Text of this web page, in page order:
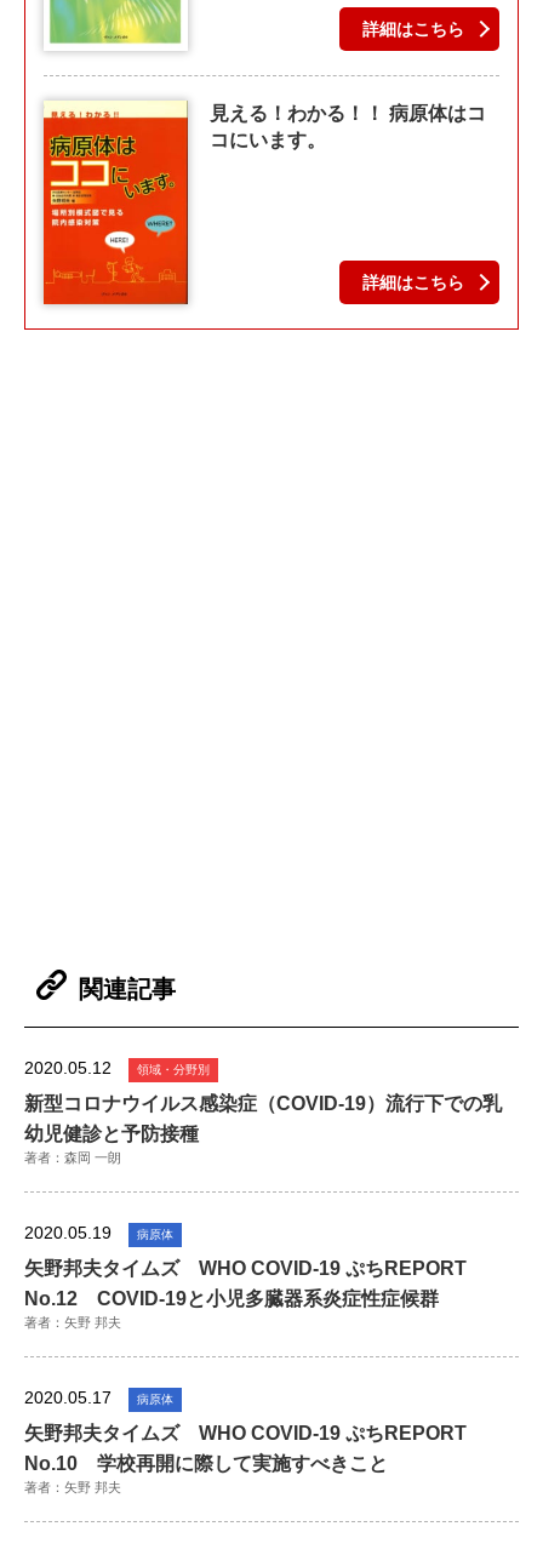
詳細はこちら
見える！わかる！！ 病原体はコ
コにいます。
詳細はこちら
関連記事
2020.05.12 領域・分野別
新型コロナウイルス感染症（COVID-19）流行下での乳
幼児健診と予防接種
著者：森岡 一朗
2020.05.19 病原体
矢野邦夫タイムズ WHO COVID-19 ぷちREPORT
No.12 COVID-19と小児多臓器系炎症性症候群
著者：矢野 邦夫
2020.05.17 病原体
矢野邦夫タイムズ WHO COVID-19 ぷちREPORT
No.10 学校再開に際して実施すべきこと
著者：矢野 邦夫